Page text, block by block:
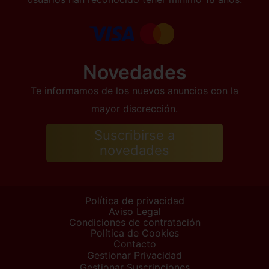
Novedades
Te informamos de los nuevos anuncios con la
mayor discrección.
Suscribirse a
novedades
Política de privacidad
Aviso Legal
Condiciones de contratación
Política de Cookies
Contacto
Gestionar Privacidad